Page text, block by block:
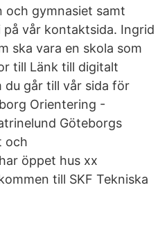
och gymnasiet samt
vår kontaktsida. Ingrid
ska vara en skola som
till Länk till digitalt
går till vår sida för
Orientering -
Göteborgs
och
öppet hus xx
till SKF Tekniska